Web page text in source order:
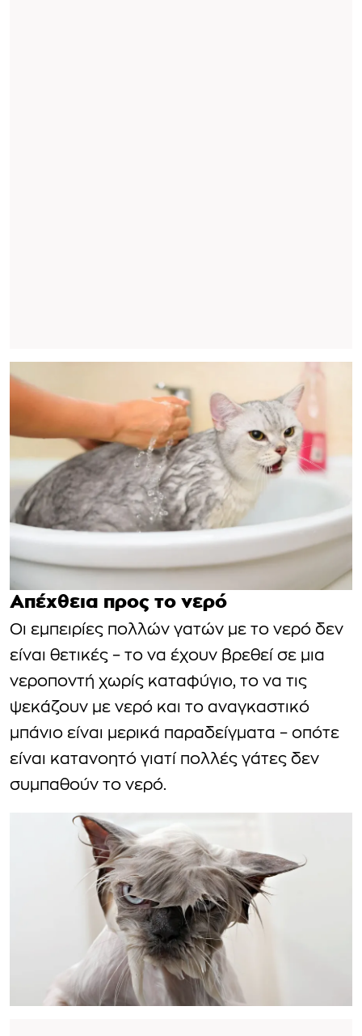
Απέχθεια προς το νερό
Οι εμπειρίες πολλών γατών με το νερό δεν
είναι θετικές – το να έχουν βρεθεί σε μια
νεροποντή χωρίς καταφύγιο, το να τις
ψεκάζουν με νερό και το αναγκαστικό
μπάνιο είναι μερικά παραδείγματα – οπότε
είναι κατανοητό γιατί πολλές γάτες δεν
συμπαθούν το νερό.